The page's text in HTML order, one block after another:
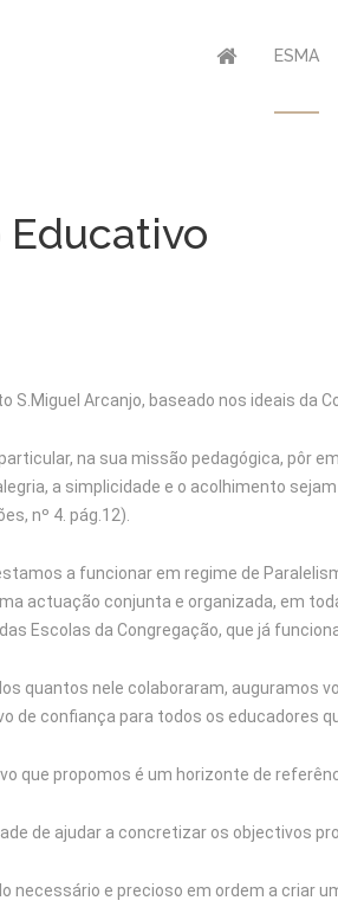
ESMA
Educativo
S.Miguel Arcanjo, baseado nos ideais da
na sua missão pedagógica, pôr
a simplicidade e o acolhimento
nº 4. pág.12).
a funcionar em regime de
actuação conjunta e organizada, em
Escolas da Congregação, que já
quantos nele colaboraram, auguramos
de confiança para todos os educadores
que propomos é um horizonte de
de ajudar a concretizar os objectivos
necessário e precioso em ordem a criar